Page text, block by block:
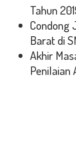
Tahun
Condong
Barat di
Akhir
Penilaian